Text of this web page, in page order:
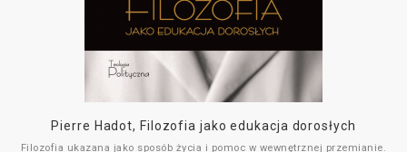
Pierre Hadot, Filozofia jako edukacja dorosłych
Filozofia ukazana jako sposób życia i pomoc w wewnętrznej przemianie.